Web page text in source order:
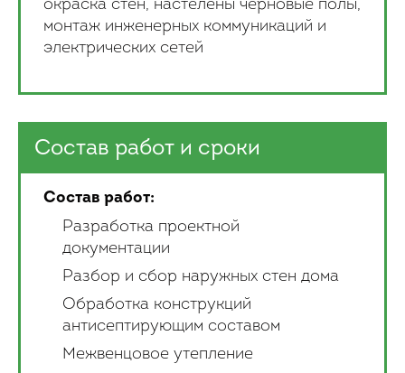
окраска стен, настелены черновые полы,
монтаж инженерных коммуникаций и
электрических сетей
Состав работ и сроки
Состав работ:
Разработка проектной
документации
Разбор и сбор наружных стен дома
Обработка конструкций
антисептирующим составом
Межвенцовое утепление